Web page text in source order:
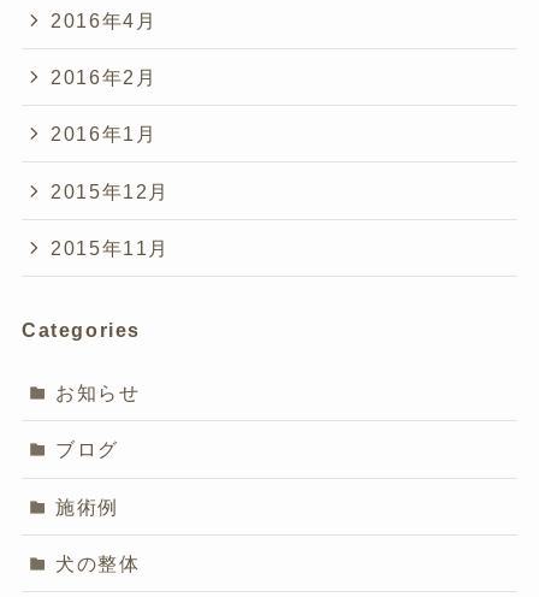
2016年4月
2016年2月
2016年1月
2015年12月
2015年11月
Categories
お知らせ
ブログ
施術例
犬の整体